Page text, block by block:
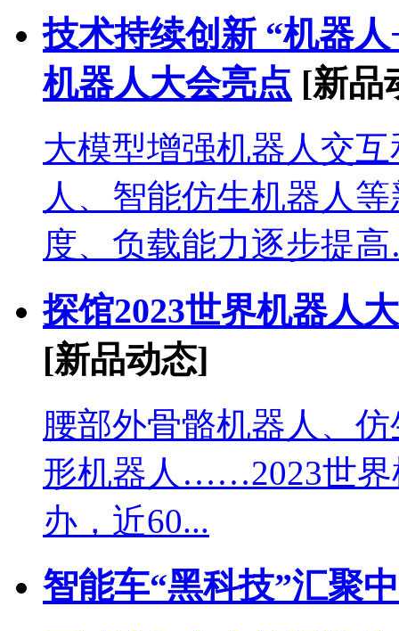
技术持续创新 “机器
机器人大会亮点 [新品
大模型增强机器人交
人、智能仿生机器人
度、负载能力逐步提
探馆2023世界机器人
[新品动态]
腰部外骨骼机器人、
形机器人……2023世界
办，近60...
智能车“黑科技”汇聚